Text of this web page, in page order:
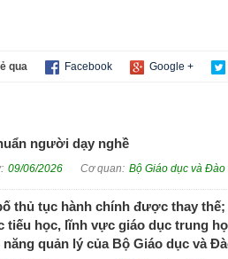
qua Facebook Google +
người dạy nghề
09/06/2026 Bộ Giáo dục và Đào
thủ tục hành chính được thay
tiếu học, lĩnh vực giáo dục trung
quản lý của Bộ Giáo dục và